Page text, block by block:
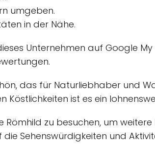
umgeben.
in der Nähe.
Unternehmen auf Google My
das für Naturliebhaber und
Köstlichkeiten ist es ein
Römhild zu besuchen, um
Sehenswürdigkeiten und